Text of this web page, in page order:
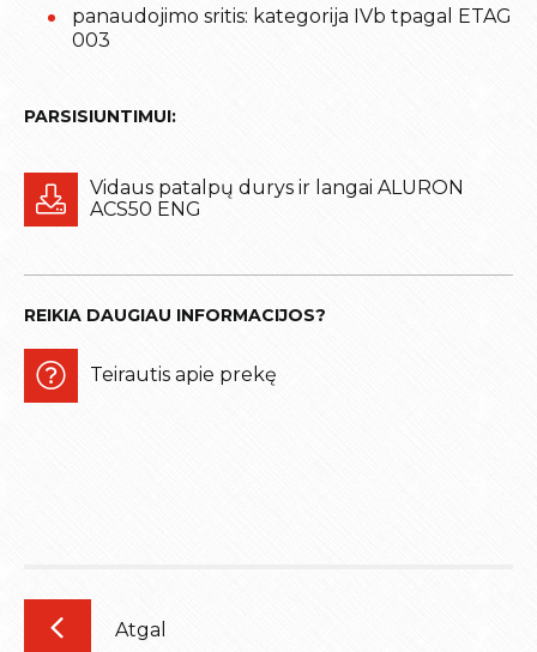
panaudojimo sritis: kategorija IVb tpagal ETAG
003
PARSISIUNTIMUI:
Vidaus patalpų durys ir langai ALURON
ACS50 ENG
REIKIA DAUGIAU INFORMACIJOS?
Teirautis apie prekę
Atgal